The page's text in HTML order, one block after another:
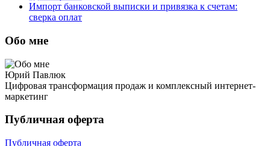
Импорт банковской выписки и привязка к счетам:
сверка оплат
Обо мне
Юрий Павлюк
Цифровая трансформация продаж и комплексный интернет-
маркетинг
Публичная оферта
Публичная оферта